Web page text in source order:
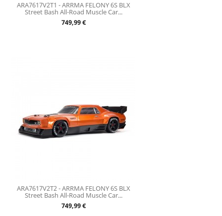
ARA7617V2T1 - ARRMA FELONY 6S BLX
Street Bash All-Road Muscle Car...
Prix
749,99 €
ARA7617V2T2 - ARRMA FELONY 6S BLX
Street Bash All-Road Muscle Car...
Prix
749,99 €